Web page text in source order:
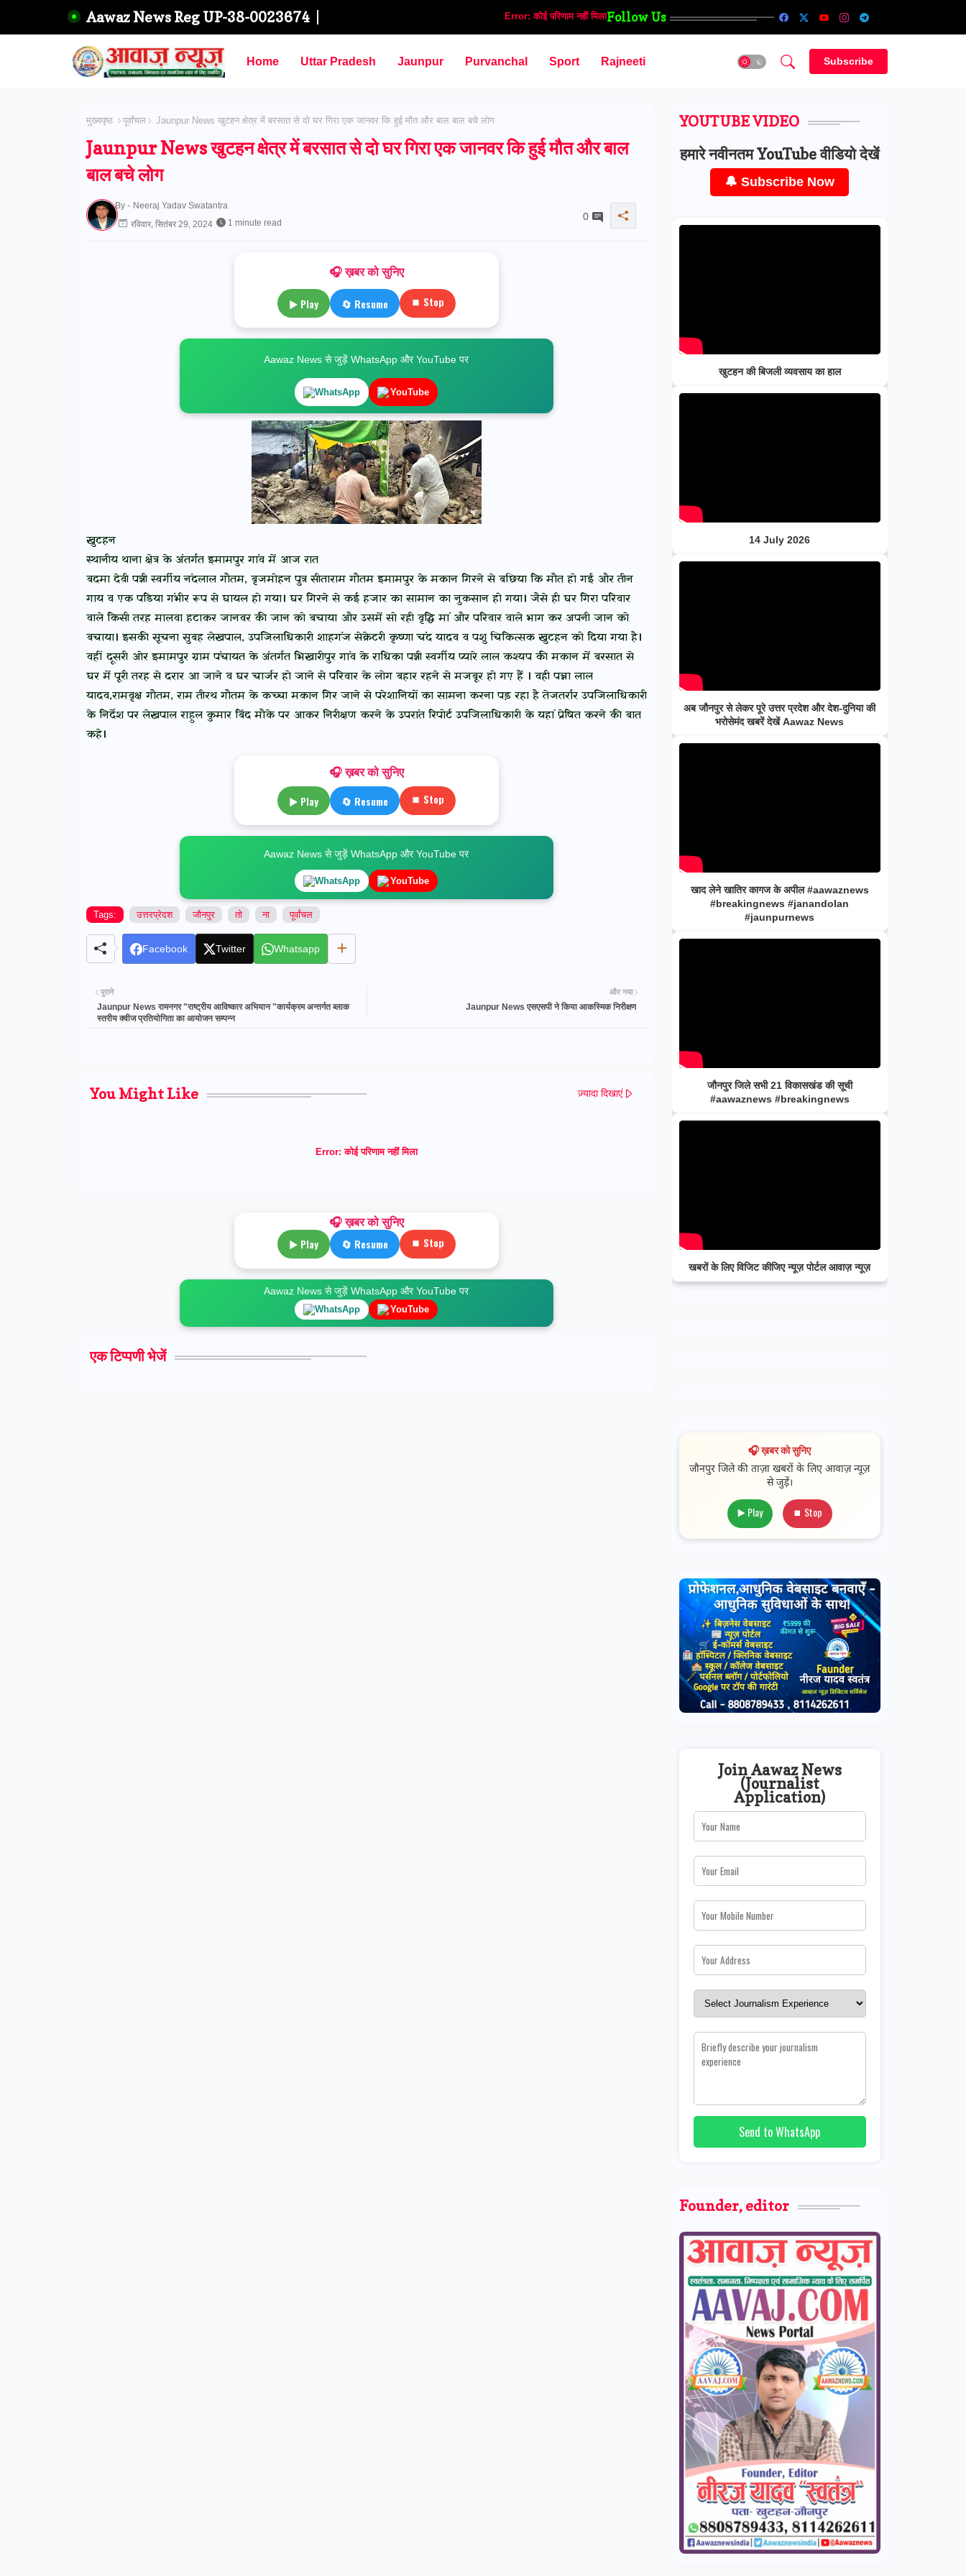
Aawaz News Reg UP-38-0023674 Error: कोई परिणाम नहीं मिलाFollow Us
Home Uttar Pradesh Jaunpur Purvanchal Sport Rajneeti Subscribe
मुख्यपृष्ठ पूर्वांचल Jaunpur News खुटहन क्षेत्र में बरसात से दो घर गिरा एक जानवर कि हुई मौत और बाल बाल बचे लोग
Jaunpur News खुटहन क्षेत्र में बरसात से दो घर गिरा एक जानवर कि हुई मौत और बाल
बाल बचे लोग
By - Neeraj Yadav Swatantra
रविवार, सितंबर 29, 2024
1 minute read
0
🎧 ख़बर को सुनिए
▶ Play 🔄 Resume ⏹ Stop
Aawaz News से जुड़ें WhatsApp और YouTube पर
WhatsApp YouTube
खुटहन
स्थानीय थाना क्षेत्र के अंतर्गत इमामपुर गांव में आज रात
बदमा देवी पत्नी स्वर्गीय नंदलाल गौतम, बृजमोहन पुत्र सीताराम गौतम इमामपुर के मकान गिरने से बछिया कि मौत हो गई और तीन
गाय व एक पडिया गंभीर रूप से घायल हो गया। घर गिरने से कई हजार का सामान का नुकसान हो गया। जैसे ही घर गिरा परिवार
वाले किसी तरह मालवा हटाकर जानवर की जान को बचाया और उसमें सो रही वृद्धि मां और परिवार वाले भाग कर अपनी जान को
बचाया। इसकी सूचना सुबह लेखपाल, उपजिलाधिकारी शाहगंज सेक्रेटरी कृष्णा चंद यादव व पशु चिकित्सक खुटहन को दिया गया है।
वहीं दूसरी ओर इमामपुर ग्राम पंचायत के अंतर्गत भिखारीपुर गांव के राधिका पत्नी स्वर्गीय प्यारे लाल कश्यप की मकान में बरसात से
घर में पूरी तरह से दरार आ जाने व घर चार्जर हो जाने से परिवार के लोग बहार रहने से मजबूर हो गए हैं । वही पन्ना लाल
यादव,रामवृक्ष गौतम, राम तीरथ गौतम के कच्चा मकान गिर जाने से परेशानियों का सामना करना पड़ रहा है तेजतर्रार उपजिलाधिकारी
के निर्देश पर लेखपाल राहुल कुमार बिंद मौके पर आकर निरीक्षण करने के उपरांत रिपोर्ट उपजिलाधिकारी के यहां प्रेषित करने की बात
कहे।
🎧 ख़बर को सुनिए
▶ Play 🔄 Resume ⏹ Stop
Aawaz News से जुड़ें WhatsApp और YouTube पर
WhatsApp YouTube
Tags: उत्तरप्रेदश जौनपुर तो ना पूर्वांचल
Facebook Twitter Whatsapp
और नया
Jaunpur News एसएसपी ने किया आकस्मिक निरीक्षण
पुराने
Jaunpur News रामनगर "राष्ट्रीय आविष्कार अभियान "कार्यक्रम अन्तर्गत ब्लाक
स्तरीय क्वीज प्रतियोगिता का आयोजन सम्पन्न
You Might Like ज़्यादा दिखाएं
Error: कोई परिणाम नहीं मिला
🎧 ख़बर को सुनिए
▶ Play 🔄 Resume ⏹ Stop
Aawaz News से जुड़ें WhatsApp और YouTube पर
WhatsApp YouTube
एक टिप्पणी भेजें
YOUTUBE VIDEO
हमारे नवीनतम YouTube वीडियो देखें
🔔 Subscribe Now
खुटहन की बिजली व्यवसाय का हाल
14 July 2026
अब जौनपुर से लेकर पूरे उत्तर प्रदेश और देश-दुनिया की
भरोसेमंद खबरें देखें Aawaz News
खाद लेने खातिर कागज के अपील #aawaznews
#breakingnews #janandolan
#jaunpurnews
जौनपुर जिले सभी 21 विकासखंड की सूची
#aawaznews #breakingnews
खबरों के लिए विजिट कीजिए न्यूज़ पोर्टल आवाज़ न्यूज़
🎧 ख़बर को सुनिए
जौनपुर जिले की ताज़ा खबरों के लिए आवाज़ न्यूज़
से जुड़ें।
▶️ Play ⏹ Stop
Join Aawaz News
(Journalist
Application)
Send to WhatsApp
Founder, editor